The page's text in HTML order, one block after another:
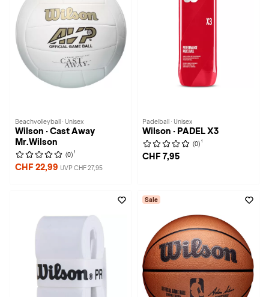
Beachvolleyball · Unisex
Wilson · Cast Away
Mr.Wilson
(0) 1
CHF 22,99 UVP CHF 27,95
Padelball · Unisex
Wilson · PADEL X3
(0) 1
CHF 7,95
Sale